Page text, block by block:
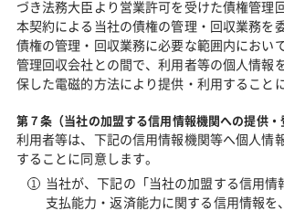
づき法務大臣より営業許可を受けた債権管理
本契約による当社の債権の管理・回収業務を
債権の管理・回収業務に必要な範囲内におい
管理回収会社との間で、利用者等の個人情報
保した電磁的方法により提供・利用すること
第７条（当社の加盟する信用情報機関への提供・
利用者等は、下記の信用情報機関等へ個人情
することに同意します。
当社が、下記の「当社の加盟する信用情
支払能力・返済能力に関する信用情報を